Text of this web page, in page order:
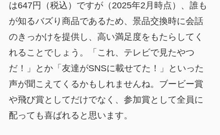
は647円（税込）ですが（2025年2月時点）、誰も
が知るバズり商品であるため、景品交換時に会話
のきっかけを提供し、高い満足度をもたらしてく
れることでしょう。「これ、テレビで見たやつ
だ！」とか「友達がSNSに載せてた！」といった
声が聞こえてくるかもしれませんね。ブービー賞
や飛び賞としてだけでなく、 参加賞として全員に
配っても喜ばれる と思います。